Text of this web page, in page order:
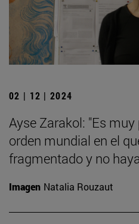
02 | 12 | 2024
Ayse Zarakol: "Es
orden mundial en el
fragmentado y no
Imagen Natalia Rouzaut